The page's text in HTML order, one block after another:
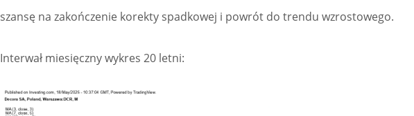
szansę na zakończenie korekty spadkowej i powrót do trendu wzrostowego.
Interwał miesięczny wykres 20 letni: